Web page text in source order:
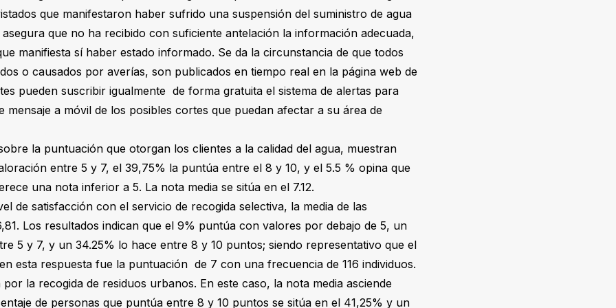
que manifestaron haber sufrido una suspensión del suministro de agua
que no ha recibido con suficiente antelación la información adecuada,
manifiesta sí haber estado informado. Se da la circunstancia de que todos
o causados por averías, son publicados en tiempo real en la página web de
pueden suscribir igualmente de forma gratuita el sistema de alertas para
mensaje a móvil de los posibles cortes que puedan afectar a su área de
la puntuación que otorgan los clientes a la calidad del agua, muestran
entre 5 y 7, el 39,75% la puntúa entre el 8 y 10, y el 5.5 % opina que
una nota inferior a 5. La nota media se sitúa en el 7.12.
de satisfacción con el servicio de recogida selectiva, la media de las
Los resultados indican que el 9% puntúa con valores por debajo de 5, un
5 y 7, y un 34.25% lo hace entre 8 y 10 puntos; siendo representativo que el
esta respuesta fue la puntuación de 7 con una frecuencia de 116 individuos.
la recogida de residuos urbanos. En este caso, la nota media asciende
de personas que puntúa entre 8 y 10 puntos se sitúa en el 41,25% y un